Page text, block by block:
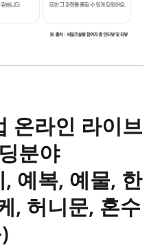
온라인 라이브
분야
예복, 예물, 한
, 허니문, 혼수